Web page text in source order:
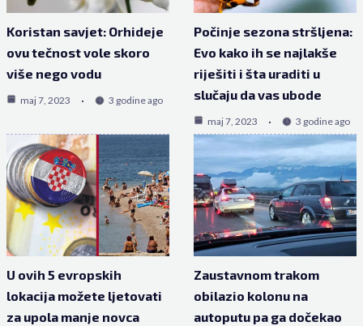
Koristan savjet: Orhideje
ovu tečnost vole skoro
više nego vodu
maj 7, 2023 3 godine ago
Počinje sezona stršljena:
Evo kako ih se najlakše
riješiti i šta uraditi u
slučaju da vas ubode
maj 7, 2023 3 godine ago
U ovih 5 evropskih
lokacija možete ljetovati
za upola manje novca
Zaustavnom trakom
obilazio kolonu na
autoputu pa ga dočekao